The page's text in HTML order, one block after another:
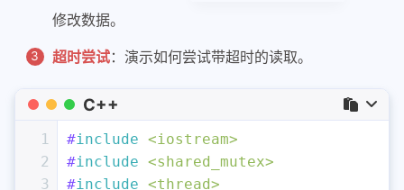
修改数据。
超时尝试：演示如何尝试带超时的读取。
C++
1
2
3
#include <iostream>
#include <shared_mutex>
#include <thread>